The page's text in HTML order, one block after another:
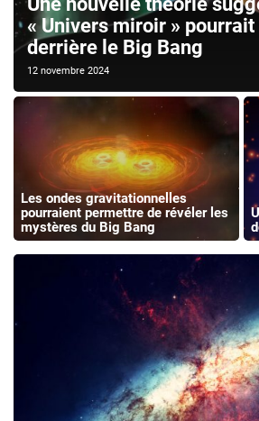
« Univers miroir »
derrière le Big Bang
12 novembre 2024
Les ondes gravitationnelles
pourraient permettre de révéler les
mystères du Big Bang